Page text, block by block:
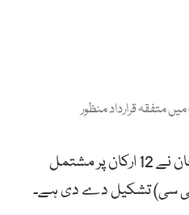
متفقہ قرارداد منظور
اسلام آباد: وزیراعظم عمران خان نے 12 ارکان پر مشتمل
سی سی) تشکیل دے دی ہے۔